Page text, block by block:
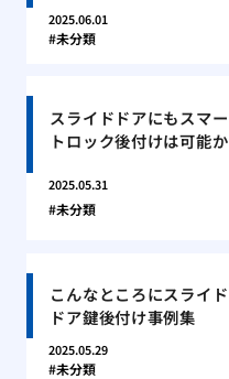
2025.06.01
未分類
スライドドアにもスマー
トロック後付けは可能か
2025.05.31
未分類
こんなところにスライド
ドア鍵後付け事例集
2025.05.29
未分類